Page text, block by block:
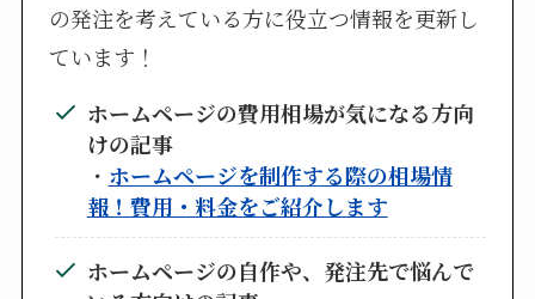
の発注を考えている方に役立つ情報を更新し
ています！
ホームページの費用相場が気になる方向
けの記事
・ ホームページを制作する際の相場情
報！費用・料金をご紹介します
ホームページの自作や、発注先で悩んで